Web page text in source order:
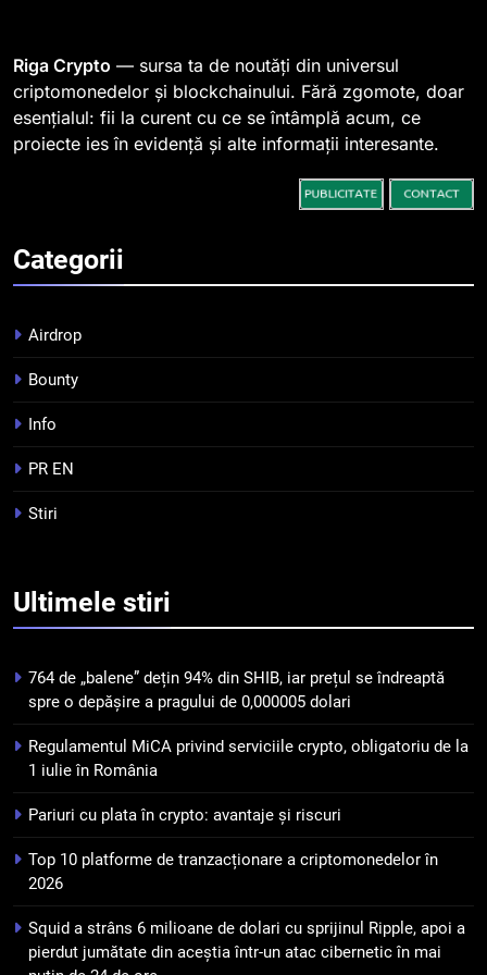
spre o depășire a pragului de
0,000005 dolari
STIRI
2
Regulamentul MiCA privind
serviciile crypto, obligatoriu de
la 1 iulie în România
3
Pariuri cu plata în crypto:
4
criptomonedelor în 2026
INFO
pierdut jumătate din aceștia
puțin de 24 de ore
6
Banii digitali și arhitectura
încrederii: O nouă viziune asupra
7
WhiteBIT și FC Barcelona
pentru a stimula implicarea
fanilor și inovarea în domeniul
STIRI
Riga Crypto — sursa ta de noutăți din universul
criptomonedelor și blockchainului. Fără zgomote, doar
esențialul: fii la curent cu ce se întâmplă acum, ce
proiecte ies în evidență și alte informații interesante.
Categorii
Airdrop
Bounty
Info
PR EN
Stiri
Ultimele stiri
764 de „balene” dețin 94% din SHIB, iar prețul se îndreaptă
spre o depășire a pragului de 0,000005 dolari
Regulamentul MiCA privind serviciile crypto, obligatoriu de la
1 iulie în România
Pariuri cu plata în crypto: avantaje și riscuri
Top 10 platforme de tranzacționare a criptomonedelor în
2026
Squid a strâns 6 milioane de dolari cu sprijinul Ripple, apoi a
pierdut jumătate din aceștia într-un atac cibernetic în mai